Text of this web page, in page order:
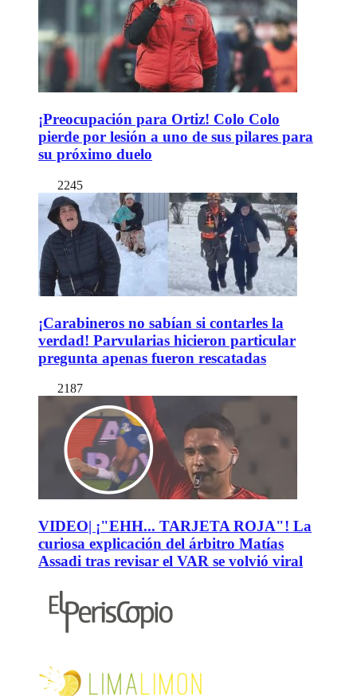
¡Preocupación para Ortiz! Colo Colo
pierde por lesión a uno de sus pilares para
su próximo duelo
2245
¡Carabineros no sabían si contarles la
verdad! Parvularias hicieron particular
pregunta apenas fueron rescatadas
2187
VIDEO| ¡"EHH... TARJETA ROJA"! La
curiosa explicación del árbitro Matías
Assadi tras revisar el VAR se volvió viral